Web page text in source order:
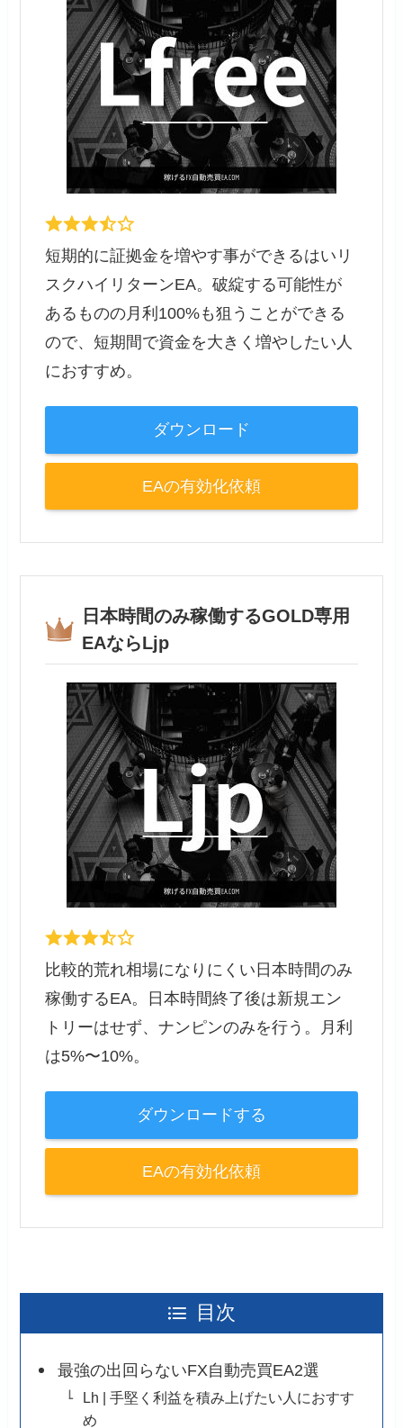
短期的に証拠金を増やす事ができるはいリ
スクハイリターンEA。破綻する可能性が
あるものの月利100%も狙うことができる
ので、短期間で資金を大きく増やしたい人
におすすめ。
ダウンロード
EAの有効化依頼
日本時間のみ稼働するGOLD専用
EAならLjp
比較的荒れ相場になりにくい日本時間のみ
稼働するEA。日本時間終了後は新規エン
トリーはせず、ナンピンのみを行う。月利
は5%〜10%。
ダウンロードする
EAの有効化依頼
目次
最強の出回らないFX自動売買EA2選
Lh | 手堅く利益を積み上げたい人におすす
め